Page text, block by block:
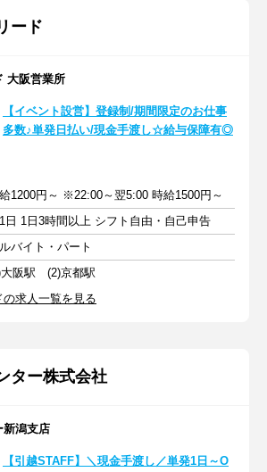
ード
大阪営業所
【イベント設営】登録制/期間限定のお仕事
多数♪単発日払い/現金手渡し☆給与保障有◎
1200円～ ※22:00～翌5:00 時給1500円～
日 1日3時間以上 シフト自由・自己申告
バイト・パート
大阪駅 (2)京都駅
求人一覧を見る
ター株式会社
新潟支店
【引越STAFF】＼現金手渡し／単発1日～O